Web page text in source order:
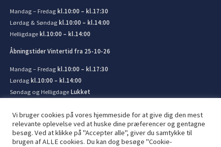
Mandag – Fredag kl.10:00 – kl.17:30
Lørdag & Søndag kl.10:00 – kl.14:00
Helligdage kl.10:00 – kl.14:00
Åbningstider Vintertid fra 25-10-26
Mandag – Fredag kl.10:00 – kl.17:30
Lørdag kl.10:00 – kl.14:00
Søndag og Helligdage Lukket
Vi bruger cookies på vores hjemmeside for at give dig den mest
relevante oplevelse ved at huske dine præferencer og gentagne
besøg. Ved at klikke på "Accepter alle", giver du samtykke til
brugen af ​​ALLE cookies. Du kan dog besøge "Cookie-